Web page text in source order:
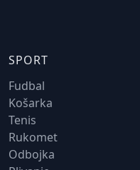
SPORT
Fudbal
Košarka
Tenis
Rukomet
Odbojka